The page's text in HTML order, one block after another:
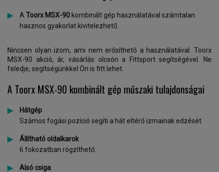
A Toorx MSX-90 kombinált gép használatával számtalan
hasznos gyakorlat kivitelezhető.
Nincsen olyan izom, ami nem erősíthető a használatával. Toorx
MSX-90 akció, ár, vásárlás olcsón a Fittsport segítségével. Ne
feledje, segítségünkkel Ön is fitt lehet.
A Toorx MSX-90 kombinált gép műszaki tulajdonságai
Hátgép
Számos fogási pozíció segíti a hát eltérő izmainak edzését.
Állítható oldalkarok
6 fokozatban rögzíthető.
Alsó csiga